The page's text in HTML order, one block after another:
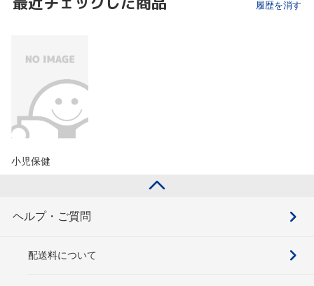
履歴を消す
小児保健
ヘルプ・ご質問
配送料について